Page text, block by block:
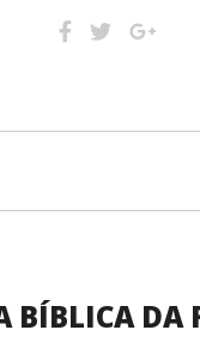
BÍBLICA